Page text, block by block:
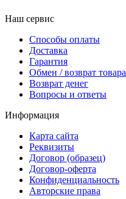
Наш сервис
Способы оплаты
Доставка
Гарантия
Обмен / возврат товара
Возврат денег
Вопросы и ответы
Информация
Карта сайта
Реквизиты
Договор (образец)
Договор-оферта
Конфиденциальность
Авторские права